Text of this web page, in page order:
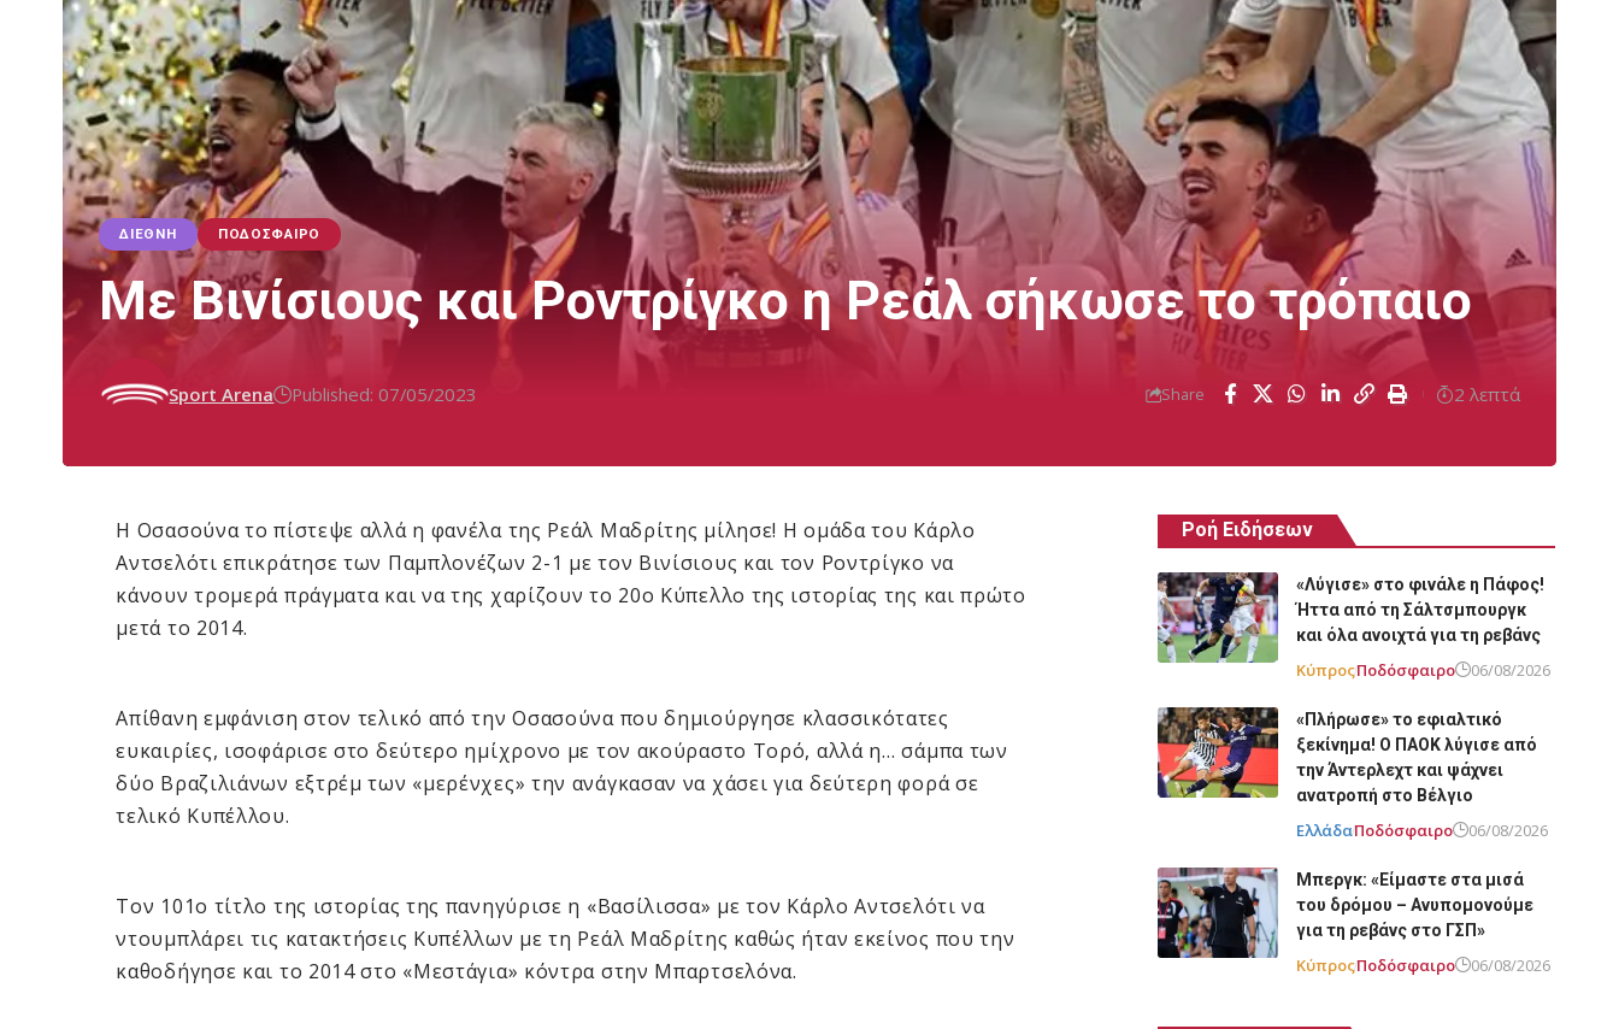
ΔΙΕΘΝΉ ΠΟΔΌΣΦΑΙΡΟ
Με Βινίσιους και Ροντρίγκο η Ρεάλ σήκωσε το τρόπαιο
Sport Arena Published: 07/05/2023 Share 2 λεπτά
Η Οσασούνα το πίστεψε αλλά η φανέλα της Ρεάλ Μαδρίτης μίλησε! Η ομάδα του Κάρλο
Αντσελότι επικράτησε των Παμπλονέζων 2-1 με τον Βινίσιους και τον Ροντρίγκο να
κάνουν τρομερά πράγματα και να της χαρίζουν το 20ο Κύπελλο της ιστορίας της και πρώτο
μετά το 2014.
Απίθανη εμφάνιση στον τελικό από την Οσασούνα που δημιούργησε κλασσικότατες
ευκαιρίες, ισοφάρισε στο δεύτερο ημίχρονο με τον ακούραστο Τορό, αλλά η… σάμπα των
δύο Βραζιλιάνων εξτρέμ των «μερένχες» την ανάγκασαν να χάσει για δεύτερη φορά σε
τελικό Κυπέλλου.
Τον 101ο τίτλο της ιστορίας της πανηγύρισε η «Βασίλισσα» με τον Κάρλο Αντσελότι να
ντουμπλάρει τις κατακτήσεις Κυπέλλων με τη Ρεάλ Μαδρίτης καθώς ήταν εκείνος που την
καθοδήγησε και το 2014 στο «Μεστάγια» κόντρα στην Μπαρτσελόνα.
Ροή Ειδήσεων
«Λύγισε» στο φινάλε η Πάφος!
Ήττα από τη Σάλτσμπουργκ
και όλα ανοιχτά για τη ρεβάνς
ΚύπροςΠοδόσφαιρο 06/08/2026
«Πλήρωσε» το εφιαλτικό
ξεκίνημα! Ο ΠΑΟΚ λύγισε από
την Άντερλεχτ και ψάχνει
ανατροπή στο Βέλγιο
ΕλλάδαΠοδόσφαιρο 06/08/2026
Μπεργκ: «Είμαστε στα μισά
του δρόμου – Ανυπομονούμε
για τη ρεβάνς στο ΓΣΠ»
ΚύπροςΠοδόσφαιρο 06/08/2026